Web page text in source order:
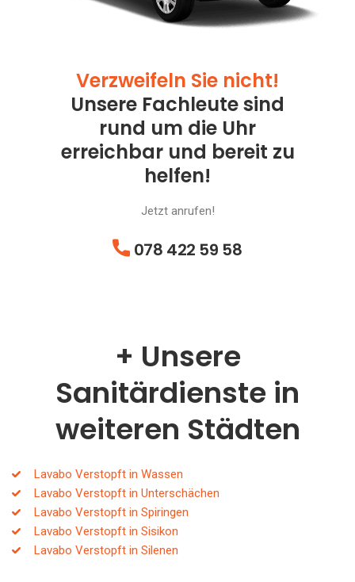
Verzweifeln Sie nicht!
Unsere Fachleute sind
rund um die Uhr
erreichbar und bereit zu
helfen!
Jetzt anrufen!
078 422 59 58
Unsere
Sanitärdienste in
weiteren Städten
Lavabo Verstopft in Wassen
Lavabo Verstopft in Unterschächen
Lavabo Verstopft in Spiringen
Lavabo Verstopft in Sisikon
Lavabo Verstopft in Silenen